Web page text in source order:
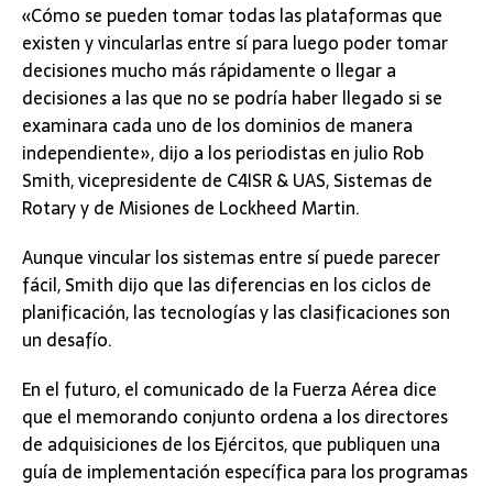
«Cómo se pueden tomar todas las plataformas que
existen y vincularlas entre sí para luego poder tomar
decisiones mucho más rápidamente o llegar a
decisiones a las que no se podría haber llegado si se
examinara cada uno de los dominios de manera
independiente», dijo a los periodistas en julio Rob
Smith, vicepresidente de C4ISR & UAS, Sistemas de
Rotary y de Misiones de Lockheed Martin.
Aunque vincular los sistemas entre sí puede parecer
fácil, Smith dijo que las diferencias en los ciclos de
planificación, las tecnologías y las clasificaciones son
un desafío.
En el futuro, el comunicado de la Fuerza Aérea dice
que el memorando conjunto ordena a los directores
de adquisiciones de los Ejércitos, que publiquen una
guía de implementación específica para los programas